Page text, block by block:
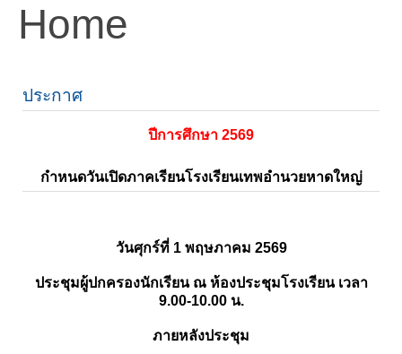
Home
ประกาศ
ปีการศึกษา 2569
กำหนดวันเปิดภาคเรียนโรงเรียนเทพอำนวยหาดใหญ่
วันศุกร์ที่ 1 พฤษภาคม 2569
ประชุมผู้ปกครองนักเรียน ณ ห้องประชุมโรงเรียน เวลา
9.00-10.00 น.
ภายหลังประชุม